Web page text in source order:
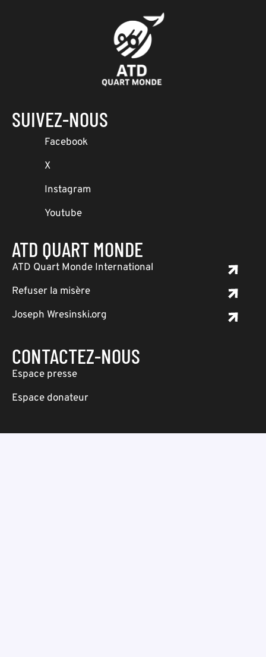
SUIVEZ-NOUS
Facebook
X
Instagram
Youtube
ATD QUART MONDE
ATD Quart Monde International
Refuser la misère
Joseph Wresinski.org
CONTACTEZ-NOUS
Espace presse
Espace donateur